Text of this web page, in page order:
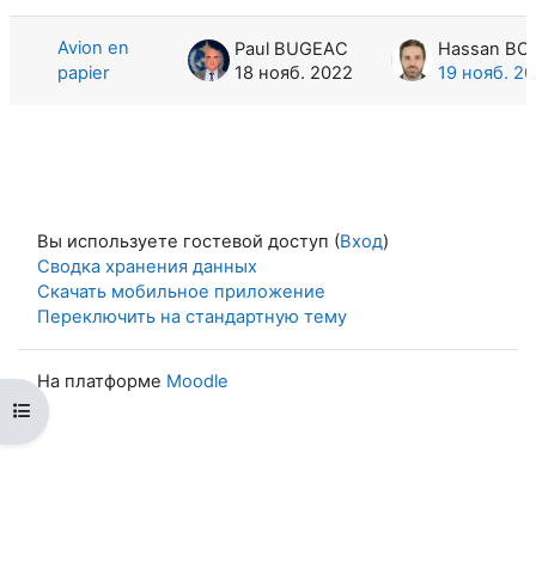
Открыть оглавление курса
Avion en
papier
Paul BUGEAC
18 нояб. 2022
19 нояб.
Вы используете гостевой доступ (Вход)
Сводка хранения данных
Скачать мобильное приложение
Переключить на стандартную тему
На платформе Moodle